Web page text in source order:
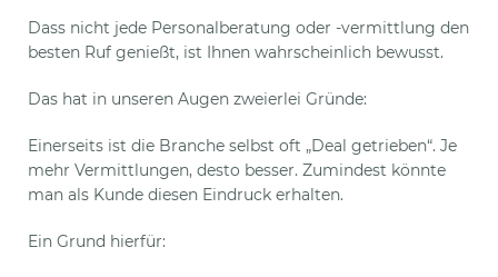
Dass nicht jede Personalberatung oder -vermittlung den
besten Ruf genießt, ist Ihnen wahrscheinlich bewusst.
Das hat in unseren Augen zweierlei Gründe:
Einerseits ist die Branche selbst oft „Deal getrieben“. Je
mehr Vermittlungen, desto besser. Zumindest könnte
man als Kunde diesen Eindruck erhalten.
Ein Grund hierfür: